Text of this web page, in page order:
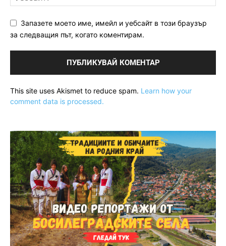
Запазете моето име, имейл и уебсайт в този браузър
за следващия път, когато коментирам.
This site uses Akismet to reduce spam. Learn how your
comment data is processed.